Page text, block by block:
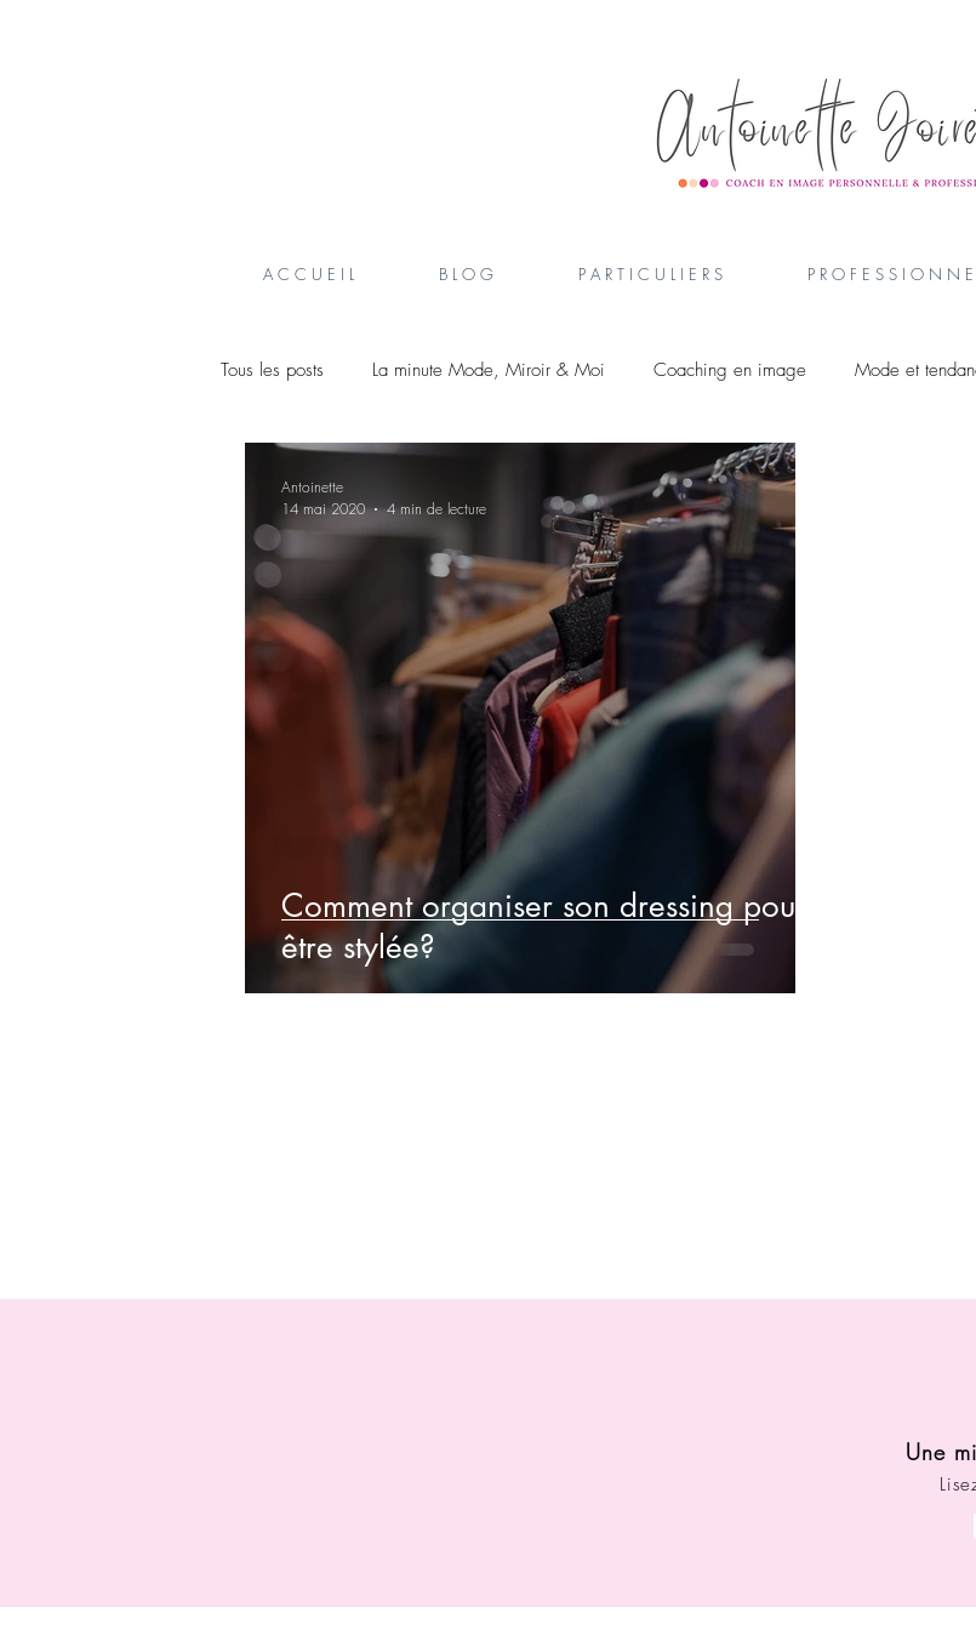
A C C U E I L B L O G P A R T I C U L I E R S P R O F E S S I O N N E
Tous les posts La minute Mode, Miroir & Moi Coaching en image Mode et
Comment organiser son dressing pour
être stylée?
Antoinette
14 mai 2020
4 min de lecture
Une